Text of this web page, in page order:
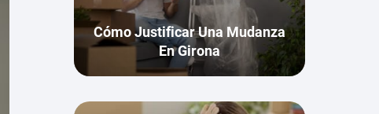
Cómo Justificar Una Mudanza
En Girona